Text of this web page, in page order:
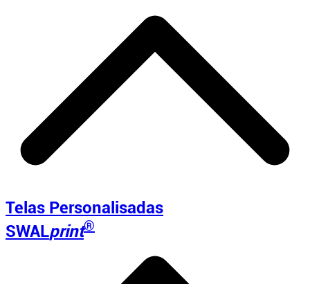
Telas Personalisadas
SWALprint®